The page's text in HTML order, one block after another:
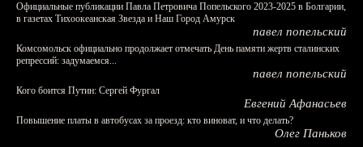
Официальные публикации Павла Петровича Попельского 2023-2025 в Болгарии,
в газетах Тихоокеанская Звезда и Наш Город Амурск
павел попельский
Комсомольск официально продолжает отмечать День памяти жертв сталинских
репрессий: задумаемся...
павел попельский
Кого боится Путин: Сергей Фургал
Евгений Афанасьев
Повышение платы в автобусах за проезд: кто виноват, и что делать?
Олег Паньков